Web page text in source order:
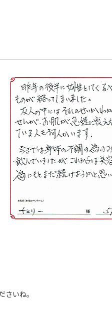
さいね。